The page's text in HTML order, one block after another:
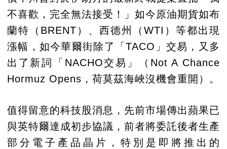
不喜歡，完全無法接受！」如今原油期貨如布
蘭特（BRENT）、西德州（WTI）等都出現
漲幅，如今華爾街除了「TACO」交易，又多
出了新詞「NACHO交易」（Not A Chance
Hormuz Opens，荷莫茲海峽沒機會重開）。
值得留意的科技股消息，先前市場傳出蘋果已
與英特爾達成初步協議，前者將委託後者生產
部分電子產品晶片，特別是即將推出的